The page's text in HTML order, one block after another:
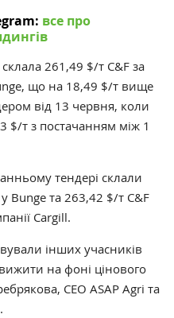
все про
261,49 $/т C&F за
що на 18,49 $/т вище
від 13 червня, коли
$/т з постачанням між 1
тендері склали
Bunge та 263,42 $/т C&F
Cargill.
інших учасників
на фоні цінового
CEO ASAP Agri та